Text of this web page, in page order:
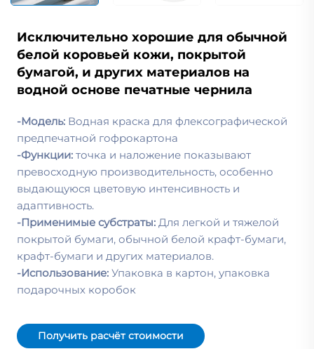
Исключительно хорошие для обычной
белой коровьей кожи, покрытой
бумагой, и других материалов на
водной основе печатные чернила
-Модель: Водная краска для флексографической
предпечатной гофрокартона
-Функции: точка и наложение показывают
превосходную производительность, особенно
выдающуюся цветовую интенсивность и
адаптивность.
-Применимые субстраты: Для легкой и тяжелой
покрытой бумаги, обычной белой крафт-бумаги,
крафт-бумаги и других материалов.
-Использование: Упаковка в картон, упаковка
подарочных коробок
Получить расчёт стоимости